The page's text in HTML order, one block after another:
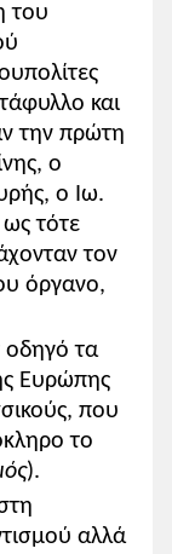
του
και
την πρώτη
ο
ο Ιω.
τότε
τον
όργανο,
οδηγό τα
Ευρώπης
που
το
).
αλλά